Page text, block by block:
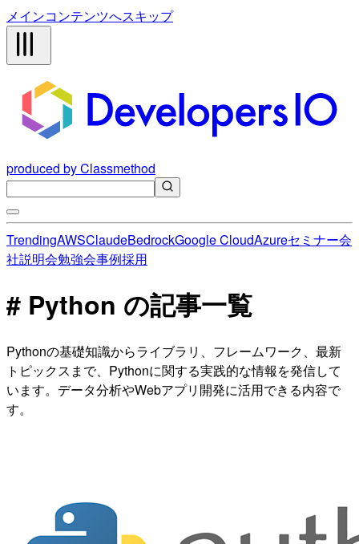
メインコンテンツへスキップ
produced by Classmethod
TrendingAWSClaudeBedrockGoogle CloudAzureセミナー会
社説明会勉強会事例採用
# Python の記事一覧
Pythonの基礎知識からライブラリ、フレームワーク、最新
トピックスまで、Pythonに関する実践的な情報を発信して
います。データ分析やWebアプリ開発に活用できる内容で
す。